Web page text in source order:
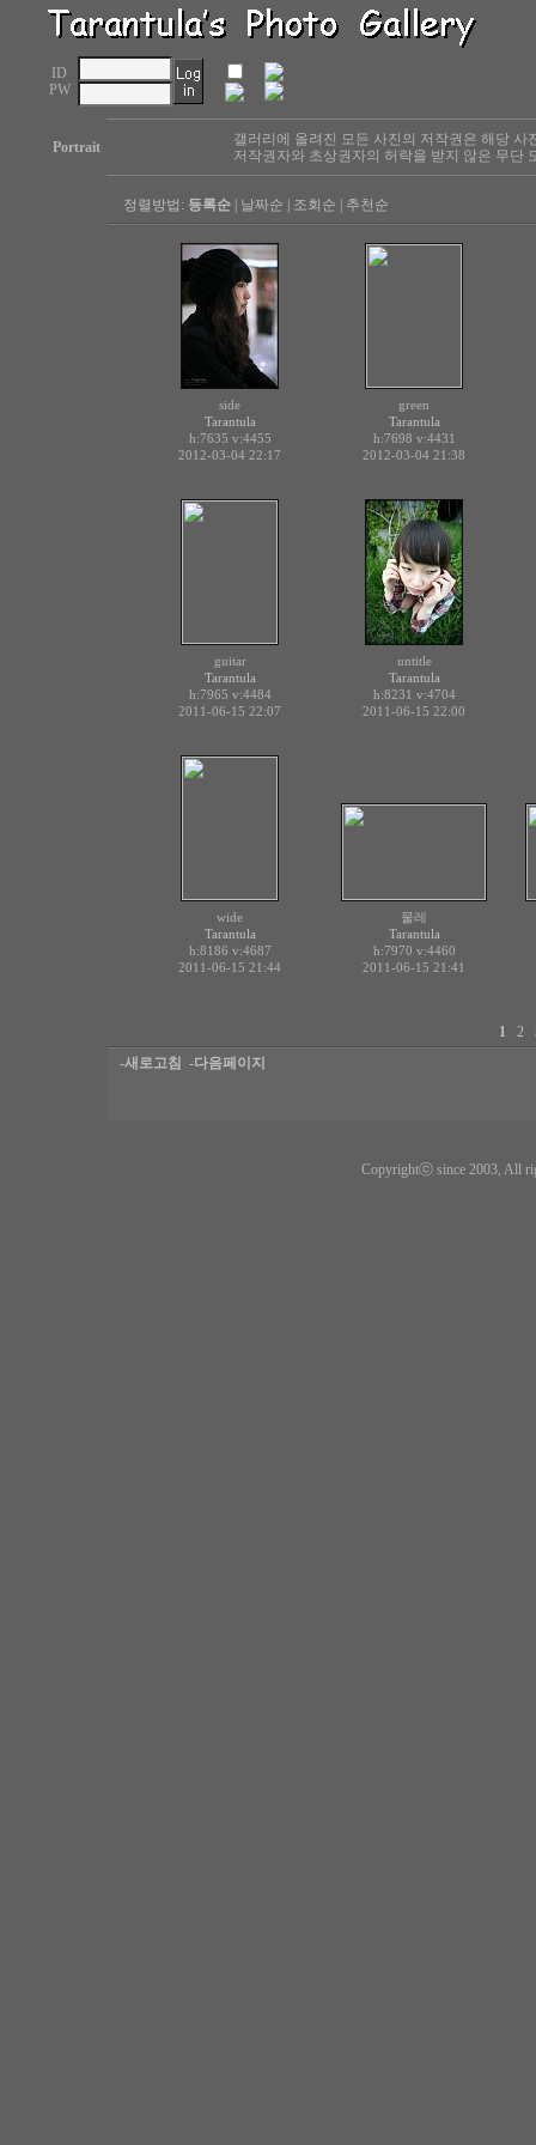
ID
PW
Portrait
갤러리에 올려진 모든 사진의 저작권은 해당
저작권자와 초상권자의 허락을 받지 않은 무단
정렬방법: 등록순 날짜순 조회순 추천순
side
Tarantula
h:7635 v:4455
2012-03-04 22:17
green
Tarantula
h:7698 v:4431
2012-03-04 21:38
guitar
Tarantula
h:7965 v:4484
2011-06-15 22:07
untitle
Tarantula
h:8231 v:4704
2011-06-15 22:00
wide
Tarantula
h:8186 v:4687
2011-06-15 21:44
물레
Tarantula
h:7970 v:4460
2011-06-15 21:41
1 2
-새로고침
-다음페이지
Copyrightⓒ since 2003, All